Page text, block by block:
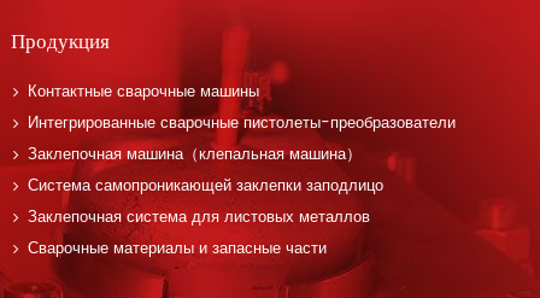
Продукция
Контактные сварочные машины
Интегрированные сварочные пистолеты-преобразователи
Заклепочная машина（клепальная машина）
Система самопроникающей заклепки заподлицо
Заклепочная система для листовых металлов
Сварочные материалы и запасные части